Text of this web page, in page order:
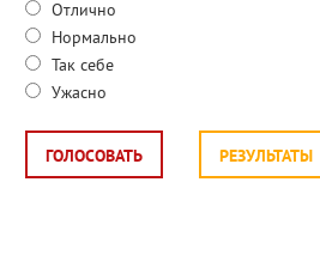
Отлично
Нормально
Так себе
Ужасно
ГОЛОСОВАТЬ РЕЗУЛЬТАТЫ